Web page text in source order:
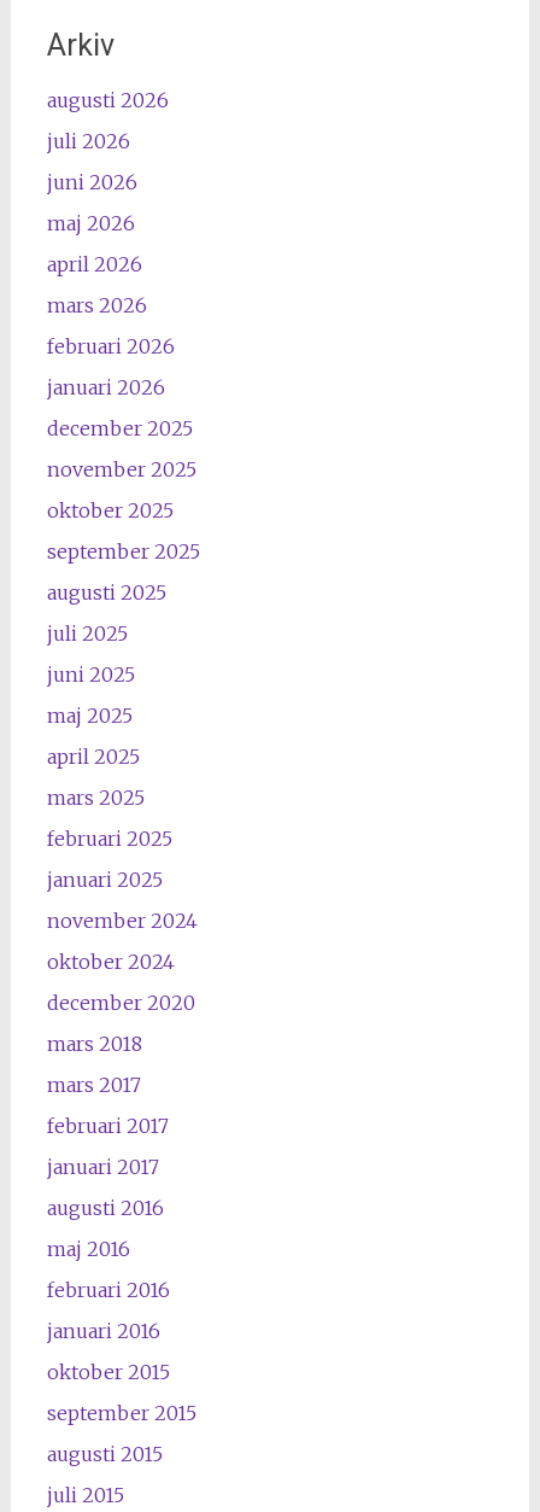
Arkiv
augusti 2026
juli 2026
juni 2026
maj 2026
april 2026
mars 2026
februari 2026
januari 2026
december 2025
november 2025
oktober 2025
september 2025
augusti 2025
juli 2025
juni 2025
maj 2025
april 2025
mars 2025
februari 2025
januari 2025
november 2024
oktober 2024
december 2020
mars 2018
mars 2017
februari 2017
januari 2017
augusti 2016
maj 2016
februari 2016
januari 2016
oktober 2015
september 2015
augusti 2015
juli 2015